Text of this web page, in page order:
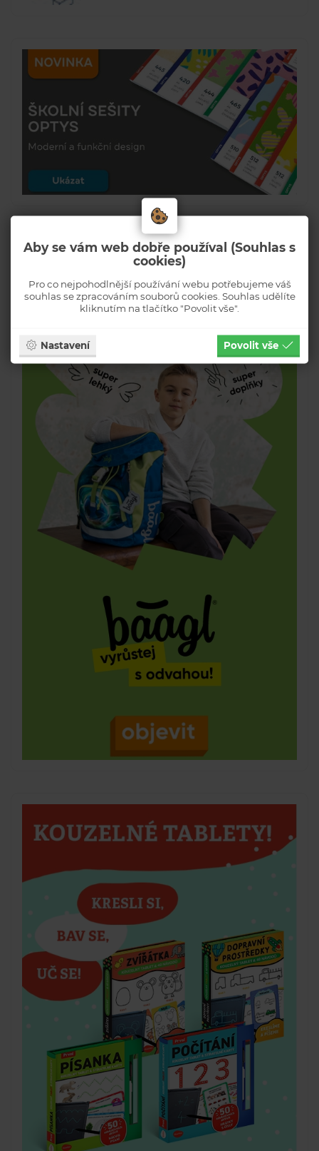
Aby se vám web dobře používal (Souhlas s
cookies)
Pro co nejpohodlnější používání webu potřebujeme váš
souhlas se zpracováním souborů cookies. Souhlas udělíte
kliknutím na tlačítko "Povolit vše".
Nastavení Povolit vše